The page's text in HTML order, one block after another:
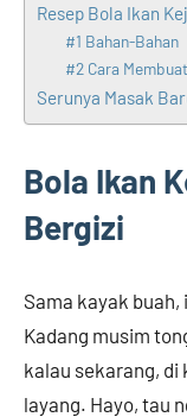
Resep Bola Ikan
#1 Bahan-Bahan
#2 Cara Membuat
Serunya Masak
Bola Ikan
Bergizi
Sama kayak
Kadang musim
kalau sekarang, di
layang. Hayo, tau